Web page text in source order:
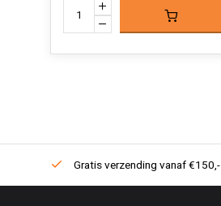
Gratis verzending vanaf €150,-